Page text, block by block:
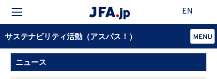
EN
サステナビリティ活動（アスパス！）
ニュース